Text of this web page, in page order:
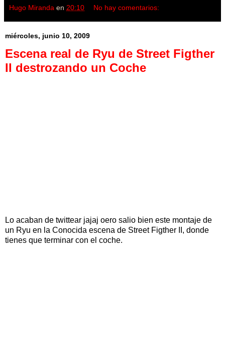
Hugo Miranda en 20:10 No hay comentarios:
miércoles, junio 10, 2009
Escena real de Ryu de Street Figther
II destrozando un Coche
Lo acaban de twittear jajaj oero salio bien este montaje de
un Ryu en la Conocida escena de Street Figther II, donde
tienes que terminar con el coche.